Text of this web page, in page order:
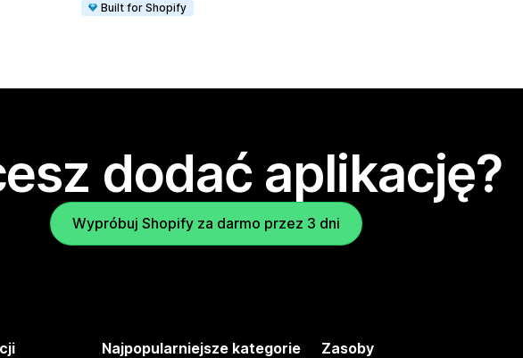
Built for Shopify
dodać aplikację?
Wypróbuj Shopify za darmo przez 3 dni
Najpopularniejsze kategorie Zasoby